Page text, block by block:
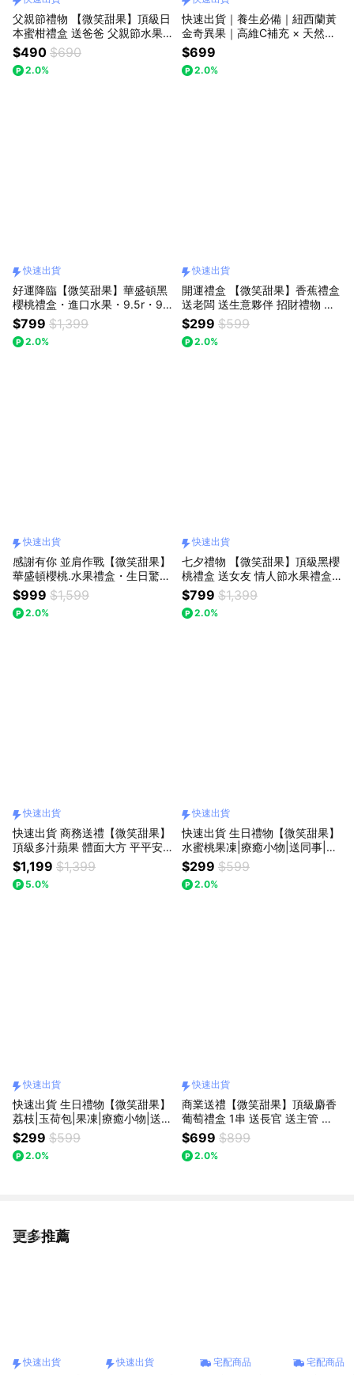
父親節禮物 【微笑甜果】頂級日
本蜜柑禮盒 送爸爸 父親節水果
禮盒 皮薄無籽 日本空運 爸 辛苦
了 換你甜一下 快速出貨
$490 $690
2.0%
快速出貨｜養生必備｜紐西蘭黃
金奇異果｜高維C補充 × 天然熟
成 1箱【微笑甜果】
$699
2.0%
快速出貨
好運降臨【微笑甜果】華盛頓黑
櫻桃禮盒・進口水果・9.5r・9r
櫻桃・冷藏配送・水果禮盒・快
速出貨
$799 $1,399
2.0%
快速出貨
開運禮盒 【微笑甜果】香蕉禮盒
送老闆 送生意夥伴 招財禮物 水
果禮盒 香甜綿密 能量滿分 蕉好
運 快速出貨
$299 $599
2.0%
快速出貨
感謝有你 並肩作戰【微笑甜果】
華盛頓櫻桃.水果禮盒・生日驚
喜・精緻禮・進口櫻桃・櫻桃送
禮・高顏值送禮・快速出貨
$999 $1,599
2.0%
快速出貨
七夕禮物 【微笑甜果】頂級黑櫻
桃禮盒 送女友 情人節水果禮盒
果肉紮實 濃郁鮮甜 心想事櫻 甜
進心裡 快速出貨
$799 $1,399
2.0%
快速出貨
快速出貨 商務送禮【微笑甜果】
頂級多汁蘋果 體面大方 平平安
安 順順利利
$1,199 $1,399
5.0%
快速出貨
快速出貨 生日禮物【微笑甜果】
水蜜桃果凍|療癒小物|送同事|送
朋友|送女生|情人|日常驚喜|水
果|禮盒|高顏值|好氣色|好心情
$299 $599
2.0%
快速出貨
快速出貨 生日禮物【微笑甜果】
荔枝|玉荷包|果凍|療癒小物|送同
事|送朋友|送女生|情人|日常驚
喜|水果|禮盒|高顏值|好氣色|好
心情
$299 $599
2.0%
快速出貨
商業送禮【微笑甜果】頂級麝香
葡萄禮盒 1串 送長官 送主管 送
禮 商務禮 香甜無籽 頂級高雅 好
事成串 諸事順心 快速出貨
$699 $899
2.0%
更多推薦
看更多
快速出貨
快速出貨
宅配商品
宅配商品